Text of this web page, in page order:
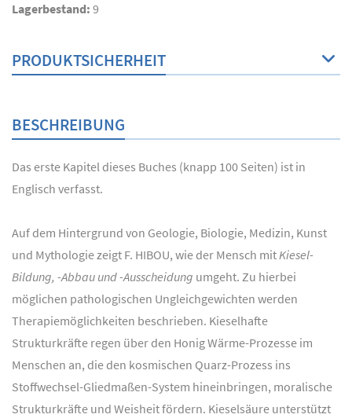
Lagerbestand: 9
PRODUKTSICHERHEIT
BESCHREIBUNG
Das erste Kapitel dieses Buches (knapp 100 Seiten) ist in
Englisch verfasst.
Auf dem Hintergrund von Geologie, Biologie, Medizin, Kunst
und Mythologie zeigt F. HIBOU, wie der Mensch mitKiesel-
Bildung, -Abbau und -Ausscheidung umgeht. Zu hierbei
möglichen pathologischen Ungleichgewichten werden
Therapiemöglichkeiten beschrieben. Kieselhafte
Strukturkräfte regen über den Honig Wärme-Prozesse im
Menschen an, die den kosmischen Quarz-Prozess ins
Stoffwechsel-Gliedmaßen-System hineinbringen, moralische
Strukturkräfte und Weisheit fördern. Kieselsäure unterstützt